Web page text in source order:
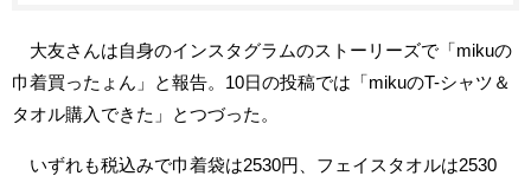
大友さんは自身のインスタグラムのストーリーズで「mikuの
巾着買ったょん」と報告。10日の投稿では「mikuのT-シャツ＆
タオル購入できた」とつづった。
いずれも税込みで巾着袋は2530円、フェイスタオルは2530